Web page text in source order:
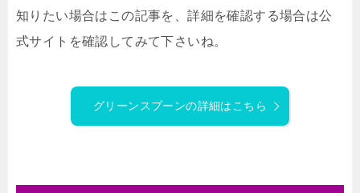
知りたい場合はこの記事を、詳細を確認する場合は公
式サイトを確認してみて下さいね。
グリーンスプーンの詳細はこちら